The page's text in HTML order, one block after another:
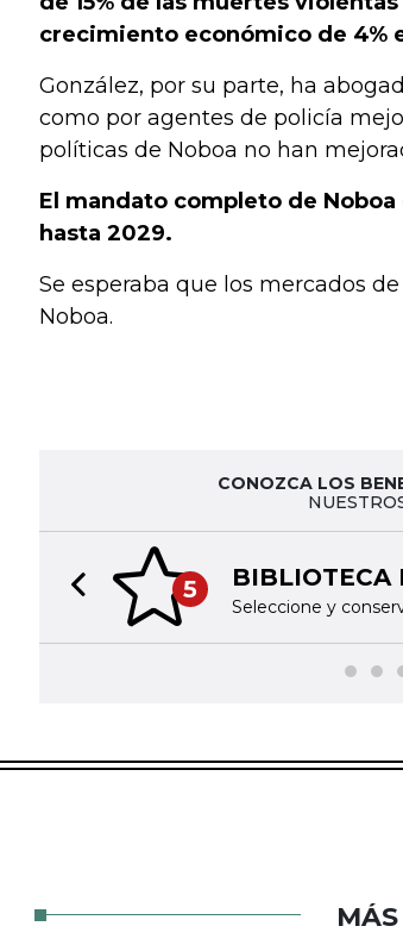
crecimiento económico de 4%
González, por su parte, ha
como por agentes de policía
políticas de Noboa no han
El mandato completo de
hasta 2029.
Se esperaba que los mercados
Noboa.
CONOZCA LOS
5 BIBLIOTECA
Seleccione y
Previous slide